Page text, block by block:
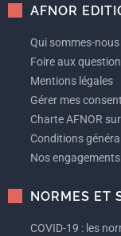
AFNOR
Qui sommes-nous
Foire aux
Mentions légales
Gérer mes
Charte AFNOR
Conditions
Nos
NORMES ET
COVID-19 : les